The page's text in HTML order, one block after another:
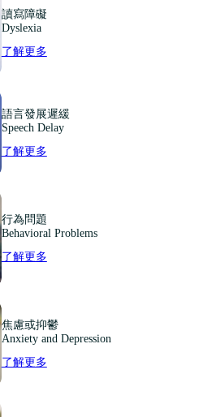
讀寫障礙
Dyslexia
了解更多
語言發展遲緩
Speech Delay
了解更多
行為問題
Behavioral Problems
了解更多
焦慮或抑鬱
Anxiety and Depression
了解更多